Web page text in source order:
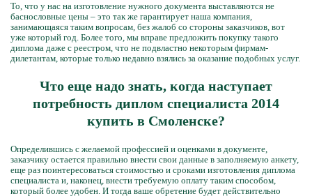
То, что у нас на изготовление нужного документа выставляются не
баснословные цены – это так же гарантирует наша компания,
занимающаяся таким вопросам, без жалоб со стороны заказчиков, вот
уже который год. Более того, мы вправе предложить покупку такого
диплома даже с реестром, что не подвластно некоторым фирмам-
дилетантам, которые только недавно взялись за оказание подобных услуг.
Что еще надо знать, когда наступает
потребность диплом специалиста 2014
купить в Смоленске?
Определившись с желаемой профессией и оценками в документе,
заказчику остается правильно внести свои данные в заполняемую анкету,
еще раз поинтересоваться стоимостью и сроками изготовления диплома
специалиста и, наконец, внести требуемую оплату таким способом,
который более удобен. И тогда ваше обретение будет действительно